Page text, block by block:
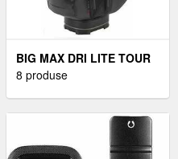
BIG MAX DRI LITE TOUR
BLACK GEANTA PENTRU
8 produse